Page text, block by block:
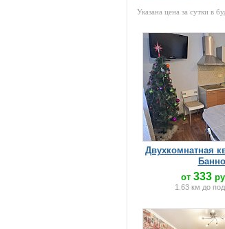
Указана цена за сутки в
Двухкомнатная
от 333
1.63 км до